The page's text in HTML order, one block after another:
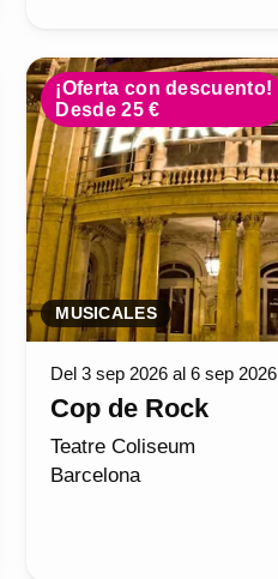
¡Oferta con descuento!
Desde 25 €
MUSICALES
Del 3 sep 2026 al 6 sep 2026
Cop de Rock
Teatre Coliseum
Barcelona